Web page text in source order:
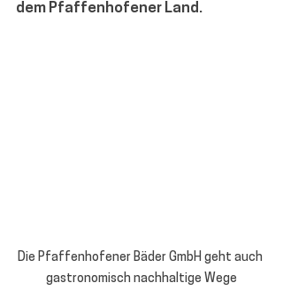
dem Pfaffenhofener Land.
Die Pfaffenhofener Bäder GmbH geht auch
gastronomisch nachhaltige Wege